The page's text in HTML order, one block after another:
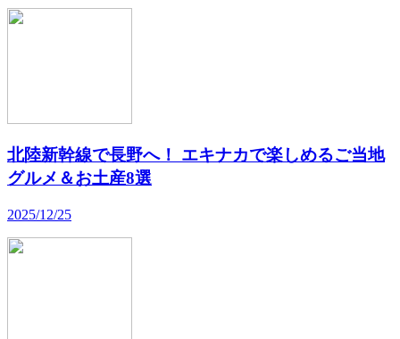
北陸新幹線で長野へ！ エキナカで楽しめるご当地
グルメ＆お土産8選
2025/12/25